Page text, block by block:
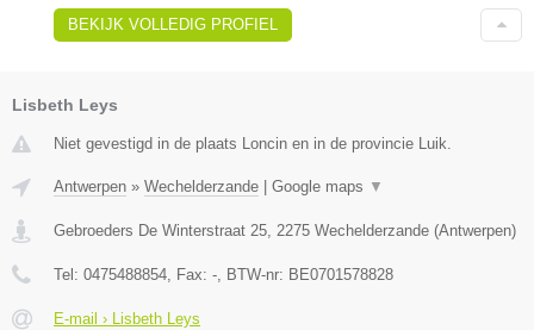
BEKIJK VOLLEDIG PROFIEL
Lisbeth Leys
Niet gevestigd in de plaats Loncin en in de provincie Luik.
Antwerpen » Wechelderzande Google maps ▼
Gebroeders De Winterstraat 25, 2275 Wechelderzande (Antwerpen)
Tel: 0475488854, Fax: -, BTW-nr: BE0701578828
E-mail › Lisbeth Leys